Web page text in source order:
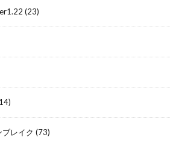
(23)
レイク (73)